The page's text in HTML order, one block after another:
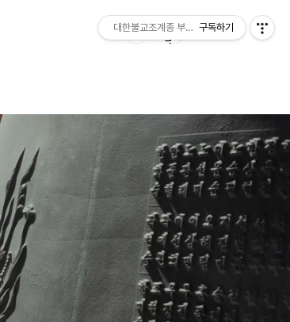
대한불교조계종 부여 무량사
구독하기